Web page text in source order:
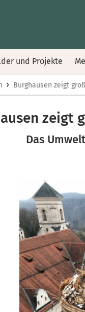
und Projekte
› Burghausen zeigt
zeigt
Das